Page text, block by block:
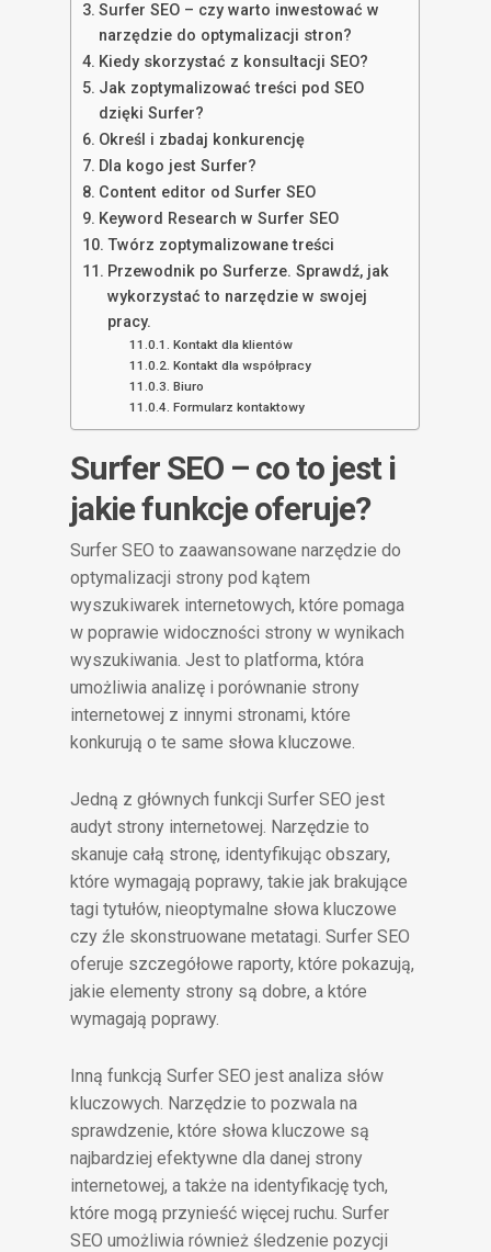
Surfer SEO – czy warto inwestować w
narzędzie do optymalizacji stron?
Kiedy skorzystać z konsultacji SEO?
Jak zoptymalizować treści pod SEO
dzięki Surfer?
Określ i zbadaj konkurencję
Dla kogo jest Surfer?
Content editor od Surfer SEO
Keyword Research w Surfer SEO
Twórz zoptymalizowane treści
Przewodnik po Surferze. Sprawdź, jak
wykorzystać to narzędzie w swojej
pracy.
Kontakt dla klientów
Kontakt dla współpracy
Biuro
Formularz kontaktowy
Surfer SEO – co to jest i
jakie funkcje oferuje?
Surfer SEO to zaawansowane narzędzie do
optymalizacji strony pod kątem
wyszukiwarek internetowych, które pomaga
w poprawie widoczności strony w wynikach
wyszukiwania. Jest to platforma, która
umożliwia analizę i porównanie strony
internetowej z innymi stronami, które
konkurują o te same słowa kluczowe.
Jedną z głównych funkcji Surfer SEO jest
audyt strony internetowej. Narzędzie to
skanuje całą stronę, identyfikując obszary,
które wymagają poprawy, takie jak brakujące
tagi tytułów, nieoptymalne słowa kluczowe
czy źle skonstruowane metatagi. Surfer SEO
oferuje szczegółowe raporty, które pokazują,
jakie elementy strony są dobre, a które
wymagają poprawy.
Inną funkcją Surfer SEO jest analiza słów
kluczowych. Narzędzie to pozwala na
sprawdzenie, które słowa kluczowe są
najbardziej efektywne dla danej strony
internetowej, a także na identyfikację tych,
które mogą przynieść więcej ruchu. Surfer
SEO umożliwia również śledzenie pozycji